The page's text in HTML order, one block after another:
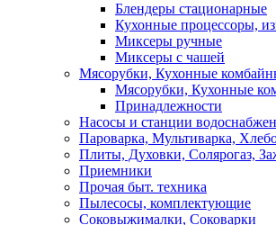
Блендеры стационарные
Кухонные процессоры,
Миксеры ручные
Миксеры с чашей
Мясорубки, Кухонные
Мясорубки, Кухонные
Принадлежности
Насосы и станции
Пароварка, Мультиварка,
Плиты, Духовки, Солярогаз,
Приемники
Прочая быт. техника
Пылесосы, комплектующие
Соковыжималки, Соковарки